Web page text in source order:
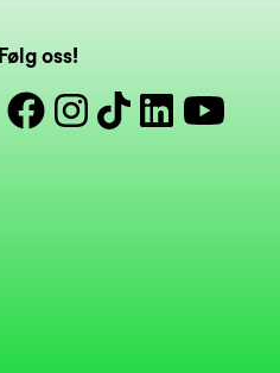
Følg oss!
FacebookInstagram
TiktokLinkedinYoutube